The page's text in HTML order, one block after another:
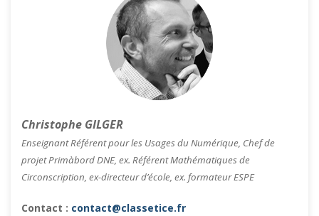
Christophe GILGER
Enseignant Référent pour les Usages du Numérique, Chef de
projet Primàbord DNE, ex. Référent Mathématiques de
Circonscription, ex-directeur d’école, ex. formateur ESPE
Contact : contact@classetice.fr